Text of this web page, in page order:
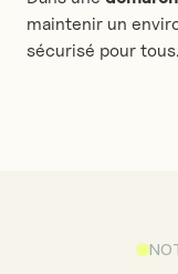
maintenir un
sécurisé pour tous.